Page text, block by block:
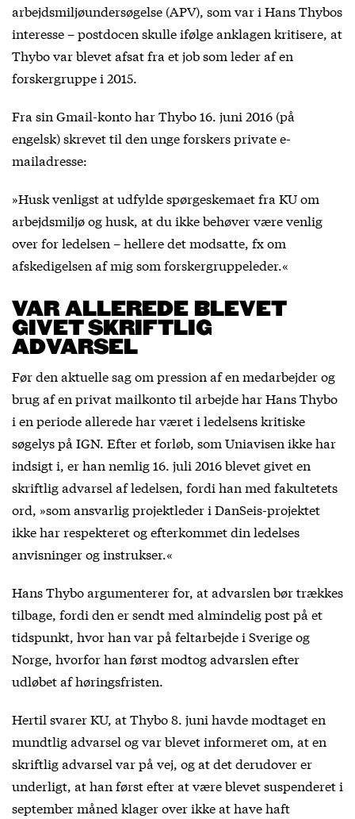
arbejdsmiljøundersøgelse (APV), som var i Hans Thybos
interesse – postdocen skulle ifølge anklagen kritisere, at
Thybo var blevet afsat fra et job som leder af en
forskergruppe i 2015.
Fra sin Gmail-konto har Thybo 16. juni 2016 (på
engelsk) skrevet til den unge forskers private e-
mailadresse:
»Husk venligst at udfylde spørgeskemaet fra KU om
arbejdsmiljø og husk, at du ikke behøver være venlig
over for ledelsen – hellere det modsatte, fx om
afskedigelsen af mig som forskergruppeleder.«
VAR ALLEREDE BLEVET
GIVET SKRIFTLIG
ADVARSEL
Før den aktuelle sag om pression af en medarbejder og
brug af en privat mailkonto til arbejde har Hans Thybo
i en periode allerede har været i ledelsens kritiske
søgelys på IGN. Efter et forløb, som Uniavisen ikke har
indsigt i, er han nemlig 16. juli 2016 blevet givet en
skriftlig advarsel af ledelsen, fordi han med fakultetets
ord, »som ansvarlig projektleder i DanSeis-projektet
ikke har respekteret og efterkommet din ledelses
anvisninger og instrukser.«
Hans Thybo argumenterer for, at advarslen bør trækkes
tilbage, fordi den er sendt med almindelig post på et
tidspunkt, hvor han var på feltarbejde i Sverige og
Norge, hvorfor han først modtog advarslen efter
udløbet af høringsfristen.
Hertil svarer KU, at Thybo 8. juni havde modtaget en
mundtlig advarsel og var blevet informeret om, at en
skriftlig advarsel var på vej, og at det derudover er
underligt, at han først efter at være blevet suspenderet i
september måned klager over ikke at have haft